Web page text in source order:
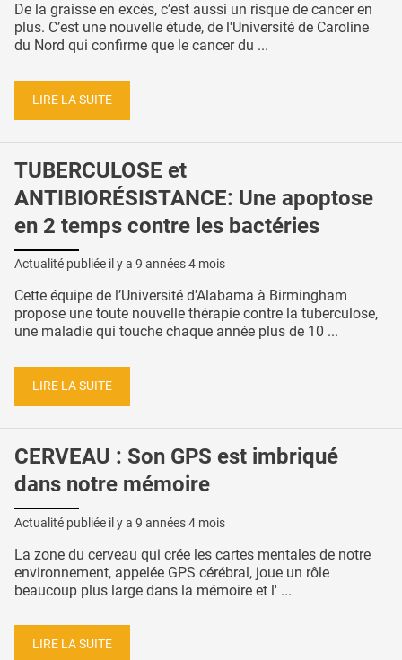
De la graisse en excès, c’est aussi un risque de cancer en
plus. C’est une nouvelle étude, de l'Université de Caroline
du Nord qui confirme que le cancer du ...
LIRE LA SUITE
TUBERCULOSE et
ANTIBIORÉSISTANCE: Une apoptose
en 2 temps contre les bactéries
Actualité publiée il y a 9 années 4 mois
Cette équipe de l’Université d'Alabama à Birmingham
propose une toute nouvelle thérapie contre la tuberculose,
une maladie qui touche chaque année plus de 10 ...
LIRE LA SUITE
CERVEAU : Son GPS est imbriqué
dans notre mémoire
Actualité publiée il y a 9 années 4 mois
La zone du cerveau qui crée les cartes mentales de notre
environnement, appelée GPS cérébral, joue un rôle
beaucoup plus large dans la mémoire et l' ...
LIRE LA SUITE